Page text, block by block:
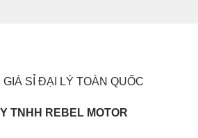
SỈ ĐẠI LÝ TOÀN QUỐC
TNHH REBEL MOTOR